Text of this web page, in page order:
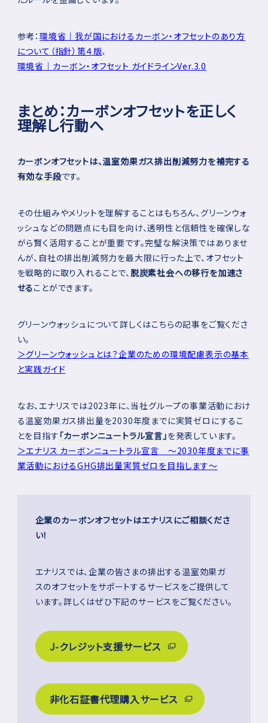
参考：環境省｜我が国におけるカーボン・オフセットのあり方
について（指針）第４版、
環境省｜カーボン・オフセット ガイドラインVer.3.0
まとめ：カーボンオフセットを正しく
理解し行動へ
カーボンオフセットは、温室効果ガス排出削減努力を補完する
有効な手段です。
その仕組みやメリットを理解することはもちろん、グリーンウォ
ッシュなどの問題点にも目を向け、透明性と信頼性を確保しな
がら賢く活用することが重要です。完璧な解決策ではありませ
んが、自社の排出削減努力を最大限に行った上で、オフセット
を戦略的に取り入れることで、 脱炭素社会への移行を加速さ
せることができます。
グリーンウォッシュについて詳しくはこちらの記事をご覧くださ
い。
＞グリーンウォッシュとは？企業のための環境配慮表示の基本
と実践ガイド
なお、エナリスでは2023年に、当社グループの事業活動におけ
る温室効果ガス排出量を2030年度までに実質ゼロにするこ
とを目指す 「カーボンニュートラル宣言」を発表しています。
＞エナリス カーボンニュートラル宣言 ～2030年度までに事
業活動におけるGHG排出量実質ゼロを目指します～
企業のカーボンオフセットはエナリスにご相談くださ
い！
エナリスでは、企業の皆さまの排出する温室効果ガ
スのオフセットをサポートするサービスをご提供して
います。詳しくはぜひ下記のサービスをご覧ください。
J-クレジット支援サービス
非化石証書代理購入サービス